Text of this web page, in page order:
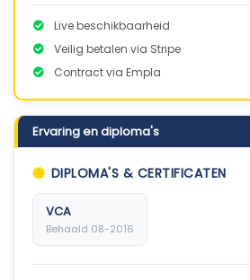
Live beschikbaarheid
Veilig betalen via Stripe
Contract via Empla
Ervaring en diploma's
DIPLOMA'S & CERTIFICATEN
VCA
Behaald 08-2016